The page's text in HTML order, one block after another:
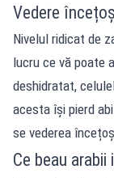
Vedere
Nivelul ridicat de
lucru ce vă poate
deshidratat,
acesta își pierd
se vederea
Ce beau